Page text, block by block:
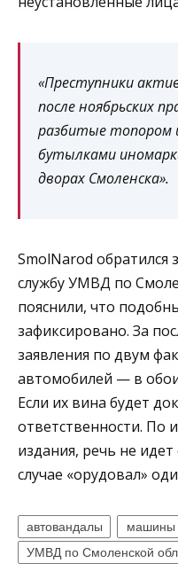
«Преступники
после ноябрьских
разбитые топором
бутылками
дворах Смоленска».
SmolNarod обратился
службу УМВД по
пояснили, что
зафиксировано. За
заявления по двум
автомобилей — в
Если их вина будет
ответственности. По
издания, речь не
случае «орудовал»
автовандалы
машины
УМВД по Смоленской